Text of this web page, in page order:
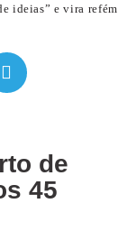
ideias” e vira refém
de
45